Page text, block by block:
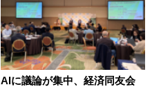
AIに議論が集中、経済同友会